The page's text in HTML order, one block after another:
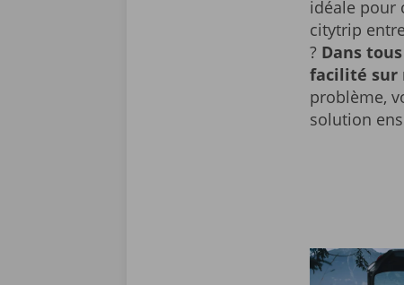
idéale pour
citytrip
? Dans
facilité sur
problème,
solution